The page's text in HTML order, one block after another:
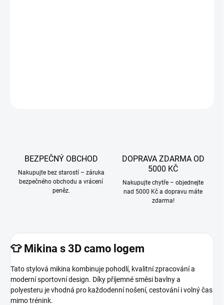
BEZPEČNÝ OBCHOD
Nakupujte bez starostí – záruka
bezpečného obchodu a vrácení
peněz.
DOPRAVA ZDARMA OD
5000 KČ
Nakupujte chytře – objednejte
nad 5000 Kč a dopravu máte
zdarma!
👕 Mikina s 3D camo logem
Tato stylová mikina kombinuje pohodlí, kvalitní zpracování a
moderní sportovní design. Díky příjemné směsi bavlny a
polyesteru je vhodná pro každodenní nošení, cestování i volný čas
mimo trénink.